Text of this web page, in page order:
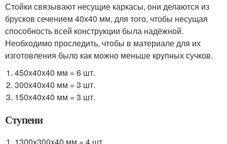
Стойки связывают несущие каркасы, они делаются из
брусков сечением 40х40 мм, для того, чтобы несущая
способность всей конструкции была надёжной.
Необходимо проследить, чтобы в материале для их
изготовления было как можно меньше крупных сучков.
450х40х40 мм = 6 шт.
300х40х40 мм = 3 шт.
150х40х40 мм = 3 шт.
Ступени